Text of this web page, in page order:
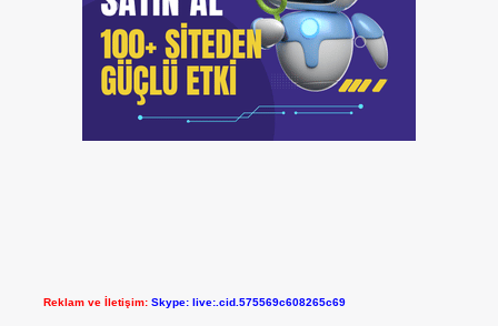
Reklam ve İletişim: Skype: live:.cid.575569c608265c69